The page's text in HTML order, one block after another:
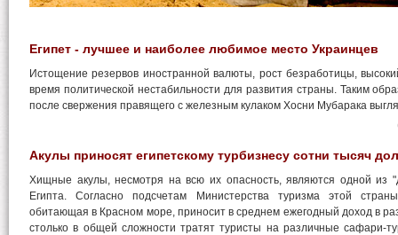
Египет - лучшее и наиболее любимое место Украинцев
Истощение резервов иностранной валюты, рост безработицы,
время политической нестабильности для развития страны. Таким
после свержения правящего с железным кулаком Хосни Мубарака
Акулы приносят египетскому турбизнесу сотни тысяч
Хищные акулы, несмотря на всю их опасность, являются одной из
Египта. Согласно подсчетам Министерства туризма этой
обитающая в Красном море, приносит в среднем ежегодный доход в
столько в общей сложности тратят туристы на различные сафари-